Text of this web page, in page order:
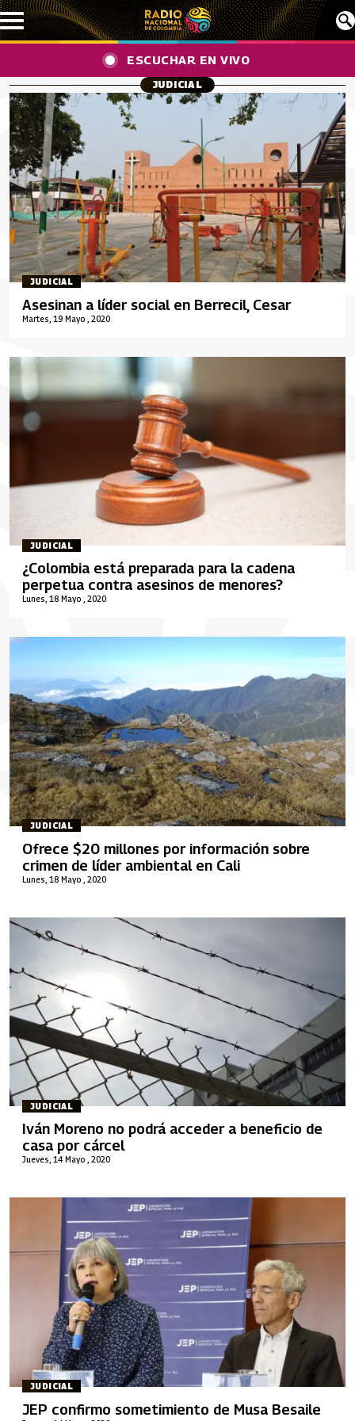
Pasar al contenido principal
ESCUCHAR EN VIVO
JUDICIAL
JUDICIAL
Martes, 19 Mayo , 2020
Asesinan a líder social en Berrecil, Cesar
JUDICIAL
Lunes, 18 Mayo , 2020
¿Colombia está preparada para la cadena
perpetua contra asesinos de menores?
JUDICIAL
Lunes, 18 Mayo , 2020
Ofrece $20 millones por información sobre
crimen de líder ambiental en Cali
JUDICIAL
Jueves, 14 Mayo , 2020
Iván Moreno no podrá acceder a beneficio de
casa por cárcel
JUDICIAL
JEP confirmo sometimiento de Musa Besaile